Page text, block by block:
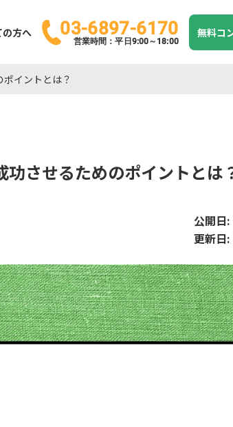
の方へ 03-6897-6170
営業時間：平日9:00～18:00
無料コ
イントとは？
させるためのポイントとは
公開日:
更新日: